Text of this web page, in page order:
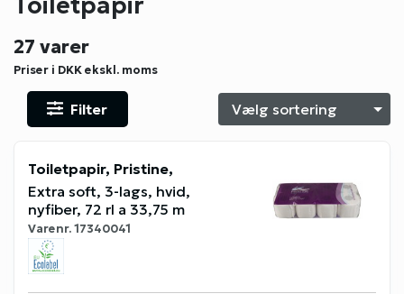
27 varer
Priser i DKKekskl. moms
Filter
Toiletpapir, Pristine,
Extra soft, 3-lags, hvid,
nyfiber, 72 rl a 33,75 m
Varenr.17340041